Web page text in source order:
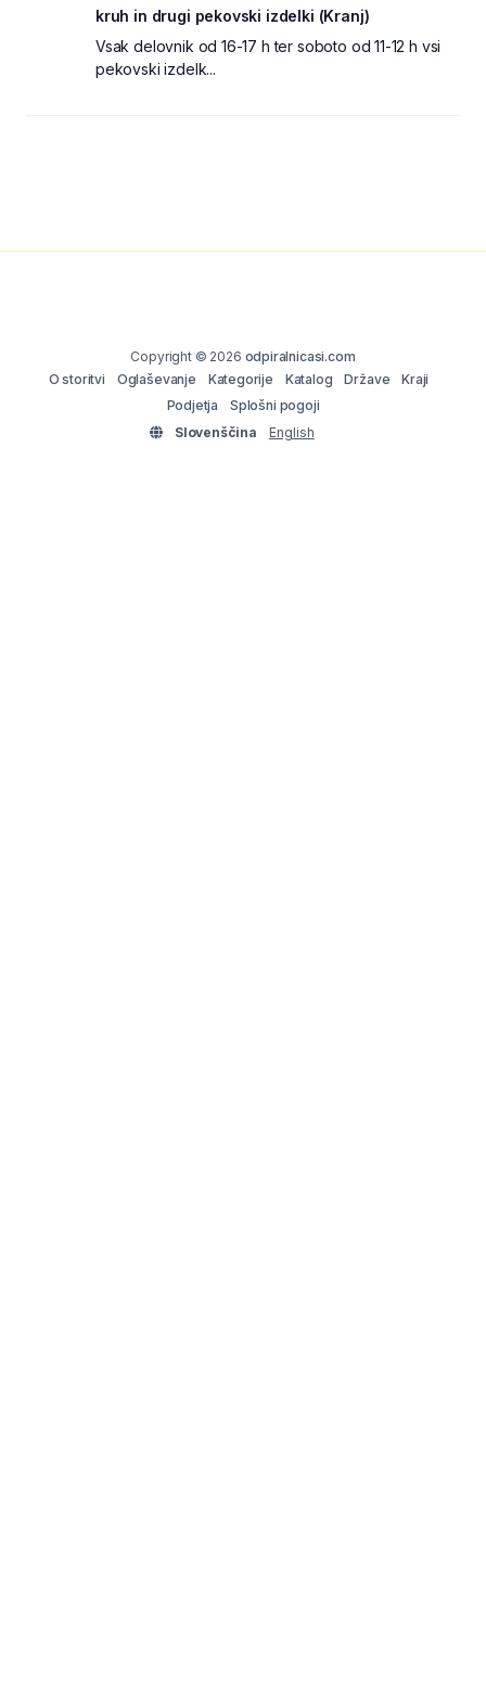
kruh in drugi pekovski izdelki (Kranj)
Vsak delovnik od 16-17 h ter soboto od 11-12 h vsi
pekovski izdelk...
Copyright © 2026 odpiralnicasi.com
O storitvi
Oglaševanje Kategorije Katalog Države
Kraji
Podjetja
Splošni pogoji
Slovenščina
English